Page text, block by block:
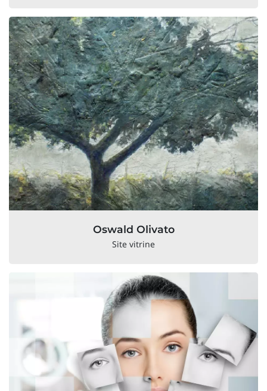
Oswald Olivato
Site vitrine